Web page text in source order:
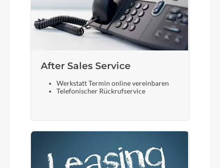
After Sales Service
Werkstatt Termin online vereinbaren
Telefonischer Rückrufservice